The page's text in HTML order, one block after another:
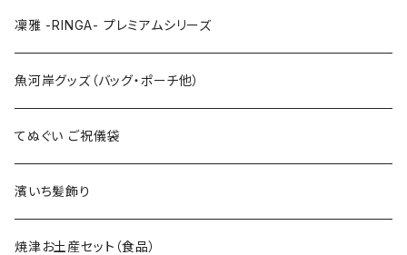
特大3Lサイズ
130cm
上下セット
凜雅 -RINGA- プレミアムシリーズ
魚河岸グッズ（バッグ・ポーチ他）
てぬぐい ご祝儀袋
濱いち髪飾り
焼津お土産セット（食品）